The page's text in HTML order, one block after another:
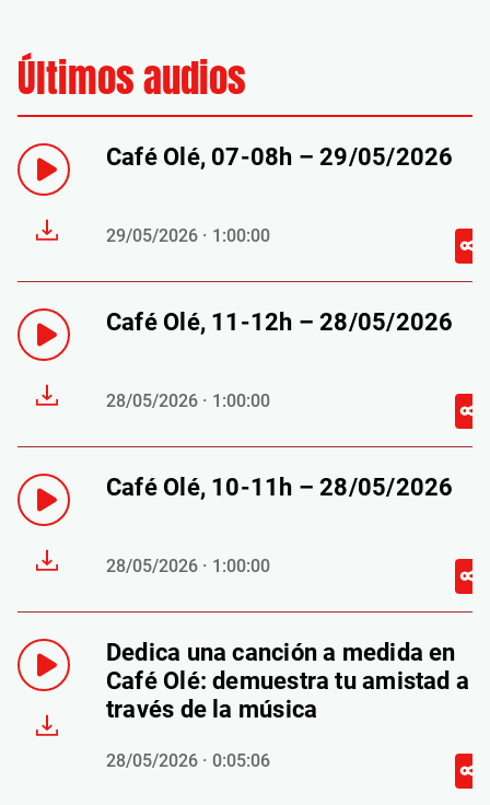
Últimos audios
Café Olé, 07-08h – 29/05/2026
29/05/2026 · 1:00:00
Café Olé, 11-12h – 28/05/2026
28/05/2026 · 1:00:00
Café Olé, 10-11h – 28/05/2026
28/05/2026 · 1:00:00
Dedica una canción a medida en
Café Olé: demuestra tu amistad a
través de la música
28/05/2026 · 0:05:06